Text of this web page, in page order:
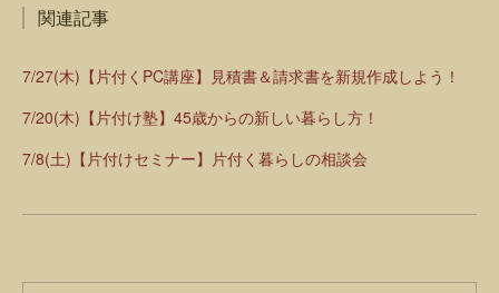
関連記事
7/27(木)【片付くPC講座】見積書＆請求書を新規作成しよう！
7/20(木)【片付け塾】45歳からの新しい暮らし方！
7/8(土)【片付けセミナー】片付く暮らしの相談会